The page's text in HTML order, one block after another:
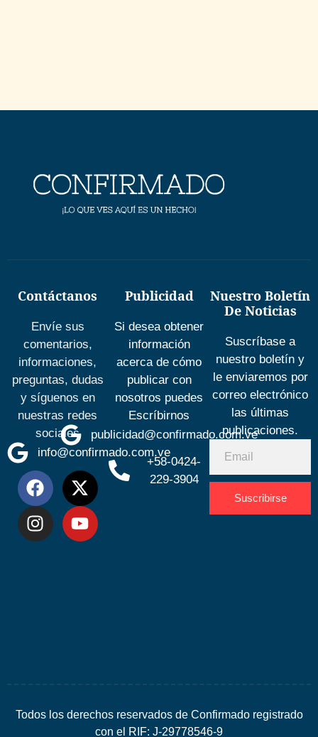
Contáctanos
Envíe sus
comentarios,
informaciones,
preguntas, dudas
y síguenos en
nuestras redes
sociales
info@confirmado.com.ve
Publicidad
Si desea obtener
información
acerca de cómo
publicar con
nosotros puedes
Escríbirnos
publicidad@confirmado.com.ve
+58-0424-
229-3904
Nuestro Boletín
De Noticias
Suscríbase a
nuestro boletín y
le enviaremos por
correo electrónico
las últimas
publicaciones.
Suscribirse
Todos los derechos reservados de Confirmado registrado
con el RIF: J-29778546-9